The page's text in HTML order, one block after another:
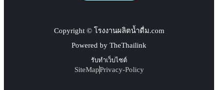
Copyright © โรงงานผลิตน้ำดื่ม.com
Powered by TheThailink
รับทำเว็บไซต์
SiteMapPrivacy-Policy